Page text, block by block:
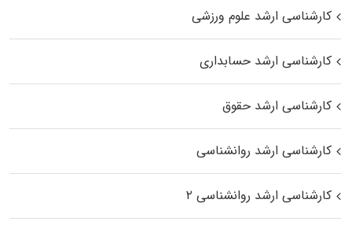
کارشناسی ارشد علوم ورزشی
کارشناسی ارشد حسابداری
کارشناسی ارشد حقوق
کارشناسی ارشد روانشناسی
کارشناسی ارشد روانشناسی ۲